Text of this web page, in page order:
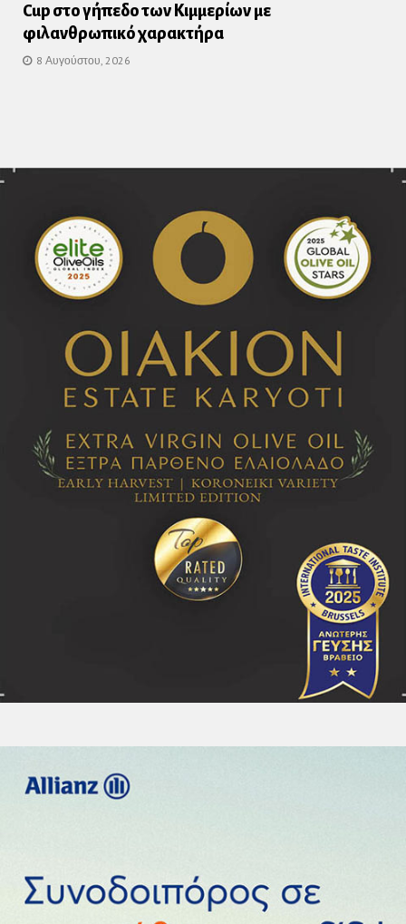
Cup στο γήπεδο των Κιμμερίων με
φιλανθρωπικό χαρακτήρα
8 Αυγούστου, 2026